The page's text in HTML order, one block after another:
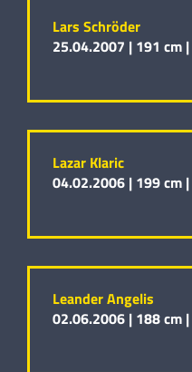
Lars Schröder
25.04.2007 | 191 cm |
Lazar Klaric
04.02.2006 | 199 cm |
Leander Angelis
02.06.2006 | 188 cm |